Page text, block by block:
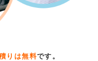
りは無料です。